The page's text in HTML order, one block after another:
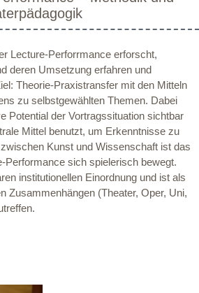
Lecture-Perforrmance erforscht,
deren Umsetzung erfahren und
Theorie-Praxistransfer mit den Mitteln
zu selbstgewählten Themen. Dabei
Potential der Vortragssituation sichtbar
Mittel benutzt, um Erkenntnisse zu
Kunst und Wissenschaft ist das
Performance sich spielerisch bewegt.
institutionellen Einordnung und ist als
Zusammenhängen (Theater, Oper, Uni,